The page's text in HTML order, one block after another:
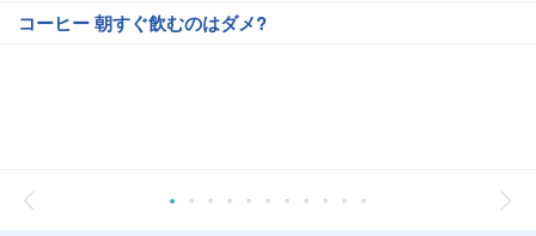
コーヒー 朝すぐ飲むのはダメ?